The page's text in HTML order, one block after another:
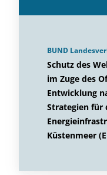
BUND
Schutz des
im Zuge des
Entwicklung
Strategien für
Küstenmeer